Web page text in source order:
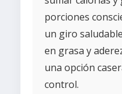
porciones
un giro
en grasa y
una opción
control.